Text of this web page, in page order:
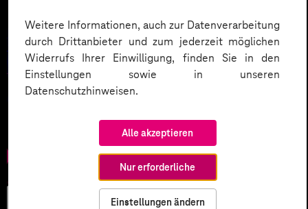
Weitere Informationen, auch zur Datenverarbeitung
durch Drittanbieter und zum jederzeit möglichen
Widerrufs Ihrer Einwilligung, finden Sie in den
Einstellungen sowie in unseren
Datenschutzhinweisen.
Alle akzeptieren
Nur erforderliche
Einstellungen ändern